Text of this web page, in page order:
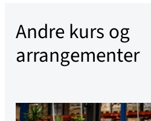
Andre kurs og
arrangementer